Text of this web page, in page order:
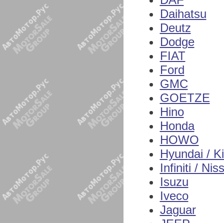
Daihatsu
Deutz
Dodge
FIAT
Ford
GMC
GOETZE
Hino
Honda
HOWO
Hyundai /
Infiniti /
Isuzu
Iveco
Jaguar